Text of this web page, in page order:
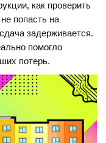
как проверить
попасть на
задерживается.
помогло
потерь.